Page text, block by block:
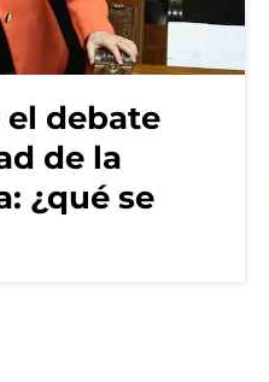
el debate
de la
¿qué se